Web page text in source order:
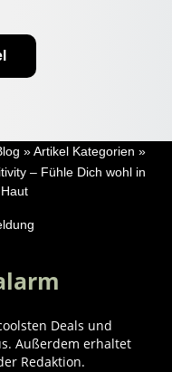
» Artikel Kategorien »
– Fühle Dich wohl in
Deals und
Außerdem erhaltet
Redaktion.